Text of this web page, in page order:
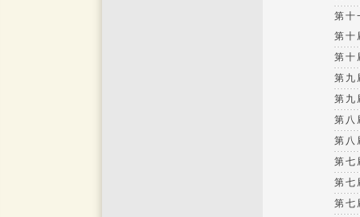
第十
第十
第十
第九
第九
第八
第八
第七
第七
第七